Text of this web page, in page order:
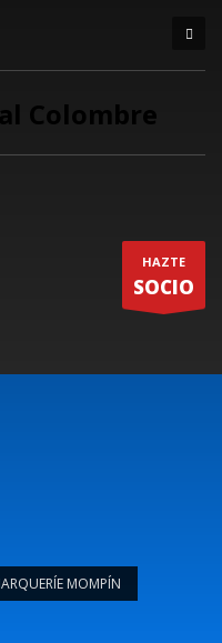
HAZTE
SOCIO
MOMPÍN